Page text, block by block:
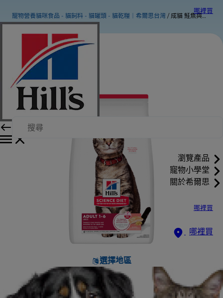
哪裡買
瀏覽產品
寵物小學堂
關於希爾思
哪裡買
哪裡買
選擇地區
寵物營養貓咪食品 - 貓飼料 - 貓罐頭 - 貓乾糧｜希爾思台灣 成貓 鮭魚與糙米特調食譜